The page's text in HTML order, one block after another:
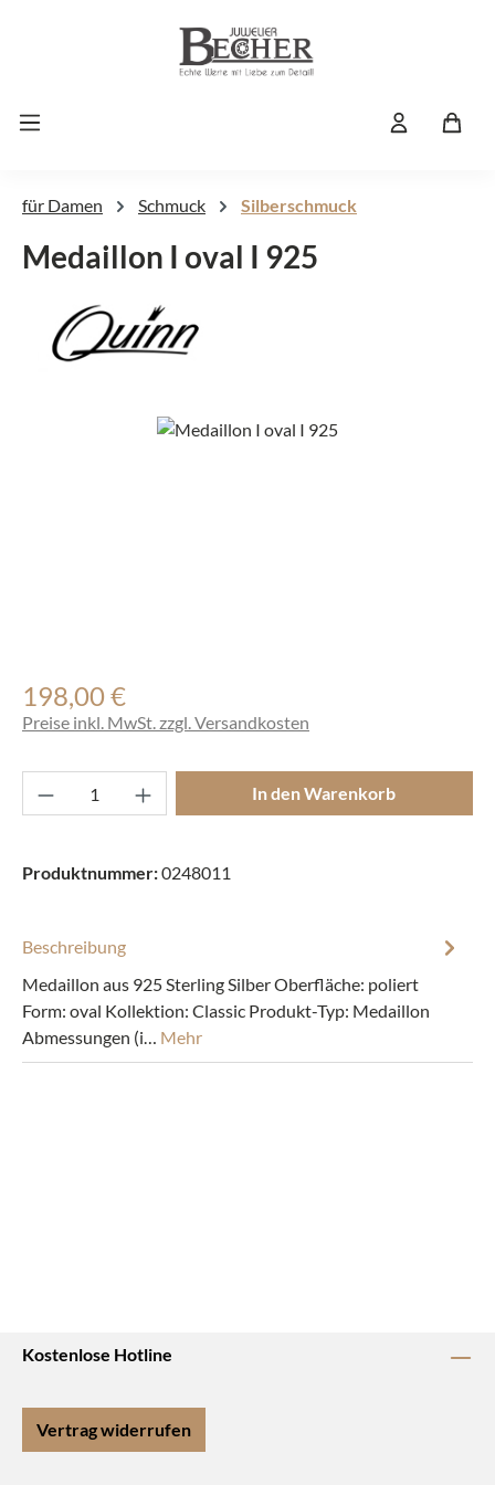
Zum Hauptinhalt springen
für Damen Schmuck Silberschmuck
Medaillon I oval I 925
Bildergalerie überspringen
Regulärer Preis:
198,00 €
Preise inkl. MwSt. zzgl. Versandkosten
Produkt Anzahl: Gib den gewünschten
In den Warenkorb
Produktnummer:0248011
Beschreibung
Medaillon aus 925 Sterling Silber Oberfläche: poliert
Form: oval Kollektion: Classic Produkt-Typ: Medaillon
Abmessungen (i… Mehr
Kostenlose Hotline
Vertrag widerrufen